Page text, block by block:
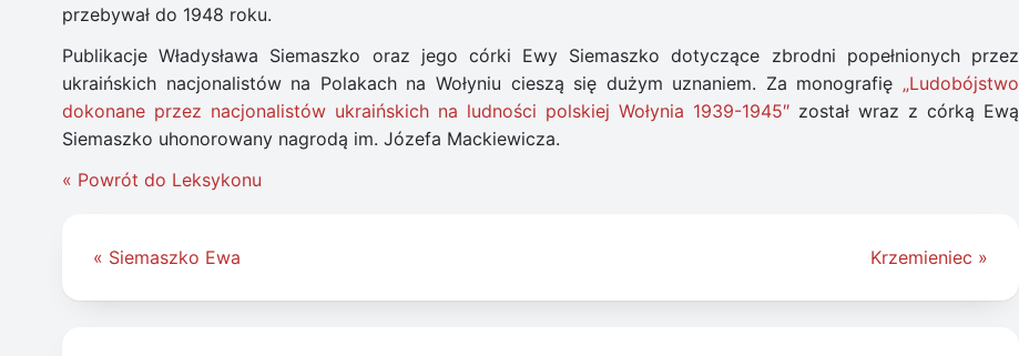
przebywał do 1948 roku.
Publikacje Władysława Siemaszko oraz jego córki Ewy Siemaszko dotyczące zbrodni popełnionych przez
ukraińskich nacjonalistów na Polakach na Wołyniu cieszą się dużym uznaniem. Za monografię „Ludobójstwo
dokonane przez nacjonalistów ukraińskich na ludności polskiej Wołynia 1939-1945″ został wraz z córką Ewą
Siemaszko uhonorowany nagrodą im. Józefa Mackiewicza.
« Powrót do Leksykonu
Nawigacja
« Siemaszko Ewa Krzemieniec »